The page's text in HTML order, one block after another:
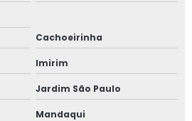
Cachoeirinha
Imirim
Jardim São Paulo
Mandaqui